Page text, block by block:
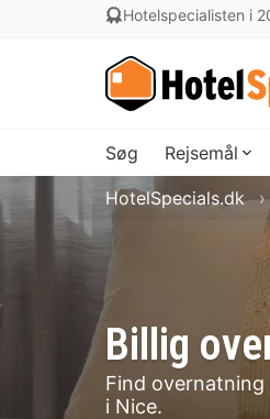
Hotelspecialisten i
Søg Rejsemål
Billig
Find
i Nice.
HotelSpecials.dk